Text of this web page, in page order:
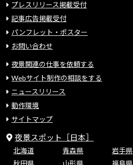
プレスリリース掲載受付
記事広告掲載受付
パンフレット・ポスター
お問い合わせ
夜景関連の仕事を依頼する
Webサイト制作の相談をする
ニュースリリース
動作環境
サイトマップ
夜景スポット［日本］
北海道 青森県 岩手県
秋田県
山形県 福島県